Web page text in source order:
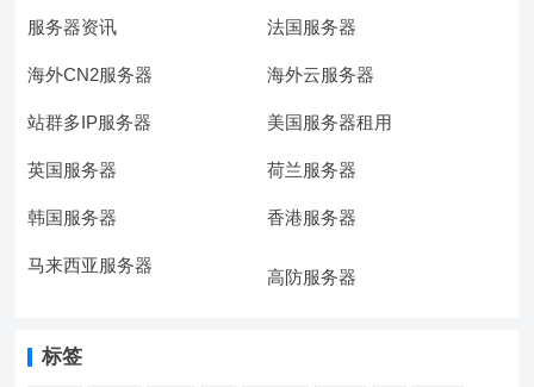
服务器资讯 法国服务器
海外CN2服务器 海外云服务器
站群多IP服务器 美国服务器租用
英国服务器 荷兰服务器
韩国服务器 香港服务器
马来西亚服务器
高防服务器
标签